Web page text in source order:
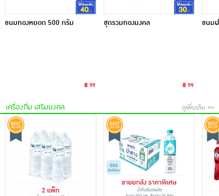
ขนมทองหยอด 500 กรัม
฿ 99
ชุดรวมทองมงคล
฿ 99
ขนม
เครื่องดื่ม เสริมมงคล ดูเพิ่มเติม >>